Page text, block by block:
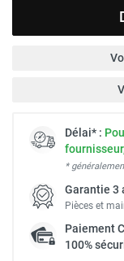
Délai* :
*
Garantie 3
Pièces et
Paiement
100%